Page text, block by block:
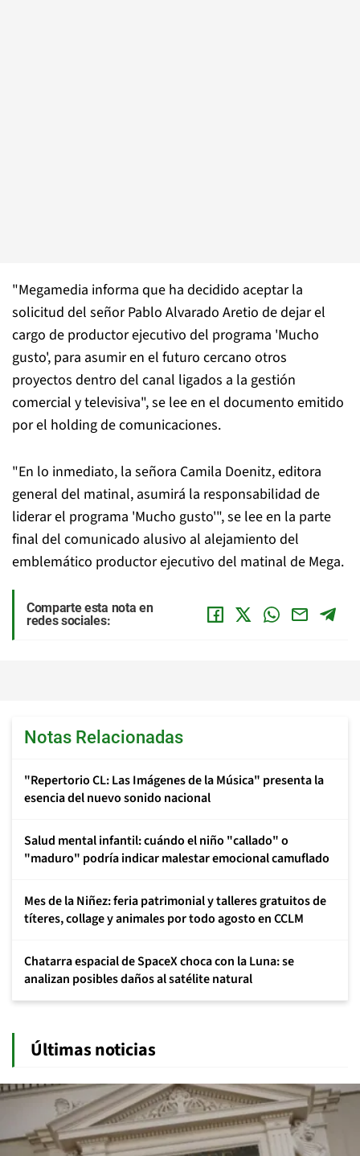
"Megamedia informa que ha decidido aceptar la
solicitud del señor Pablo Alvarado Aretio de dejar el
cargo de productor ejecutivo del programa 'Mucho
gusto', para asumir en el futuro cercano otros
proyectos dentro del canal ligados a la gestión
comercial y televisiva", se lee en el documento emitido
por el holding de comunicaciones.
"En lo inmediato, la señora Camila Doenitz, editora
general del matinal, asumirá la responsabilidad de
liderar el programa 'Mucho gusto'", se lee en la parte
final del comunicado alusivo al alejamiento del
emblemático productor ejecutivo del matinal de Mega.
Comparte esta nota en
redes sociales:
Notas Relacionadas
"Repertorio CL: Las Imágenes de la Música" presenta la
esencia del nuevo sonido nacional
Salud mental infantil: cuándo el niño "callado" o
"maduro" podría indicar malestar emocional camuflado
Mes de la Niñez: feria patrimonial y talleres gratuitos de
títeres, collage y animales por todo agosto en CCLM
Chatarra espacial de SpaceX choca con la Luna: se
analizan posibles daños al satélite natural
Últimas noticias